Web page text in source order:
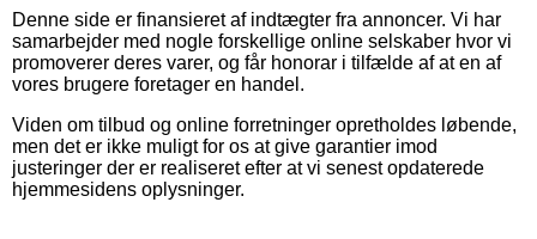
Denne side er finansieret af indtægter fra annoncer. Vi har
samarbejder med nogle forskellige online selskaber hvor vi
promoverer deres varer, og får honorar i tilfælde af at en af
vores brugere foretager en handel.
Viden om tilbud og online forretninger opretholdes løbende,
men det er ikke muligt for os at give garantier imod
justeringer der er realiseret efter at vi senest opdaterede
hjemmesidens oplysninger.